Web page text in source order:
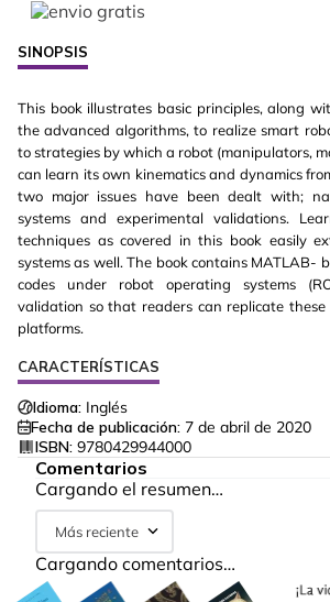
SINOPSIS
This book illustrates basic principles, along
the advanced algorithms, to realize smart
to strategies by which a robot (manipulators,
can learn its own kinematics and dynamics
two major issues have been dealt with;
systems and experimental validations.
techniques as covered in this book easily
systems as well. The book contains MATLAB-
codes under robot operating systems
validation so that readers can replicate
platforms.
CARACTERÍSTICAS
Idioma: Inglés
Fecha de publicación: 7 de abril de 2020
ISBN: 9780429944000
Comentarios
Cargando el resumen…
Más reciente
Cargando comentarios…